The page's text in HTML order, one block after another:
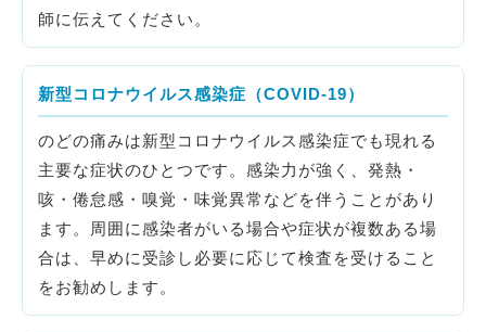
師に伝えてください。
新型コロナウイルス感染症（COVID-19）
のどの痛みは新型コロナウイルス感染症でも現れる
主要な症状のひとつです。感染力が強く、発熱・
咳・倦怠感・嗅覚・味覚異常などを伴うことがあり
ます。周囲に感染者がいる場合や症状が複数ある場
合は、早めに受診し必要に応じて検査を受けること
をお勧めします。